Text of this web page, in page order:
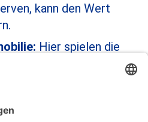
kann den Wert
Hier spielen die
Alter des Gebäudes sowie
eine Rolle. Ein
Verkehrswert als ein